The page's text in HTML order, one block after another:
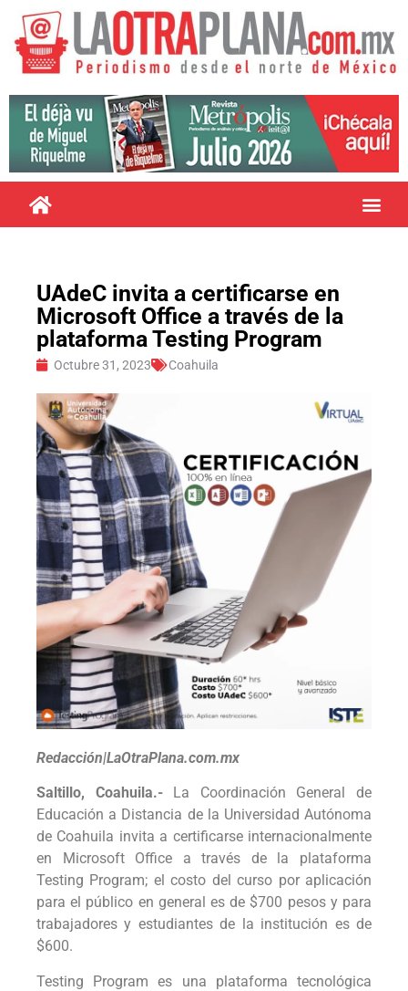
UAdeC invita a certificarse en
Microsoft Office a través de la
plataforma Testing Program
Octubre 31, 2023 Coahuila
Redacción|LaOtraPlana.com.mx
Saltillo, Coahuila.-
La Coordinación General de
Educación a Distancia de la Universidad Autónoma
de Coahuila invita a certificarse internacionalmente
en Microsoft Office a través de la plataforma
Testing Program; el costo del curso por aplicación
para el público en general es de $700 pesos y para
trabajadores y estudiantes de la institución es de
$600.
Testing Program es una plataforma tecnológica